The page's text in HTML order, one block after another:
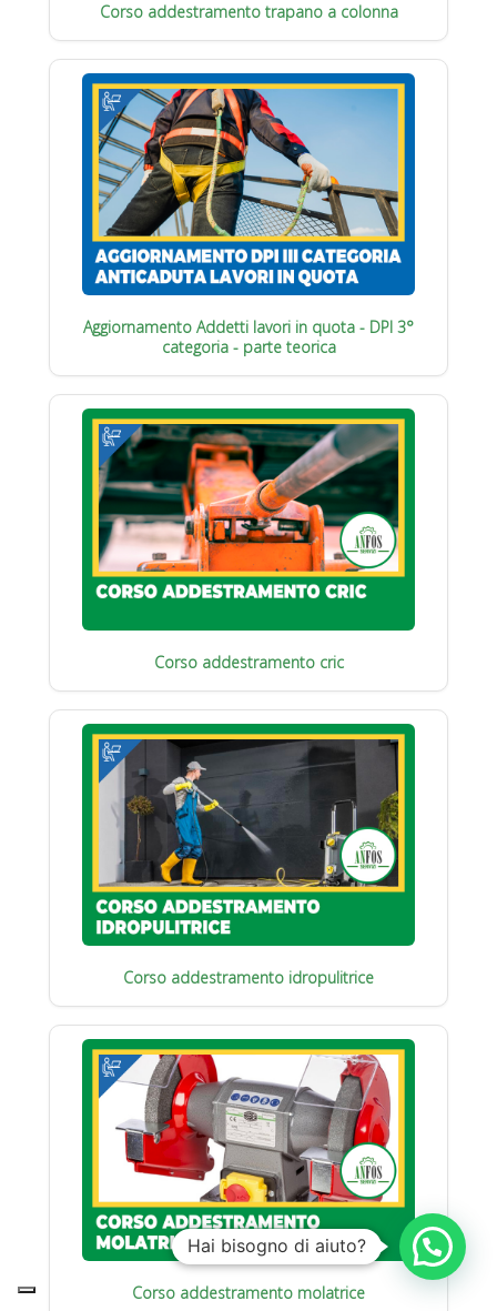
Corso addestramento trapano a colonna
Aggiornamento Addetti lavori in quota - DPI 3°
categoria - parte teorica
Corso addestramento cric
Corso addestramento idropulitrice
Corso addestramento molatrice
Hai bisogno di aiuto?